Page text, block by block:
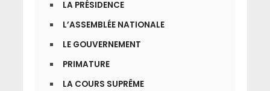
LA PRÉSIDENCE
L’ASSEMBLÉE NATIONALE
LE GOUVERNEMENT
PRIMATURE
LA COURS SUPRÊME